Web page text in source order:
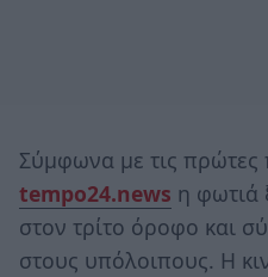
Σύμφωνα με τις πρώτες
tempo24.news η φωτιά
στον τρίτο όροφο και
στους υπόλοιπους. Η